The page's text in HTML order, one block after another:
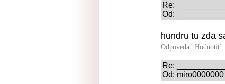
Re:
Od:
hundru tu zda
Odpovedať Hodnotiť:
Re:
Od: